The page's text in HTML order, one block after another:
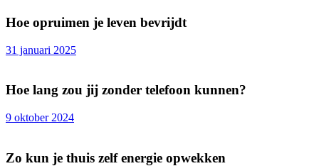
Hoe opruimen je leven bevrijdt
31 januari 2025
Hoe lang zou jij zonder telefoon kunnen?
9 oktober 2024
Zo kun je thuis zelf energie opwekken